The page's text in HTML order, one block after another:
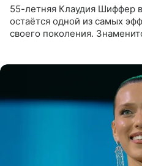
55-летняя Клаудия Шиффер
остаётся одной из самых
своего поколения.